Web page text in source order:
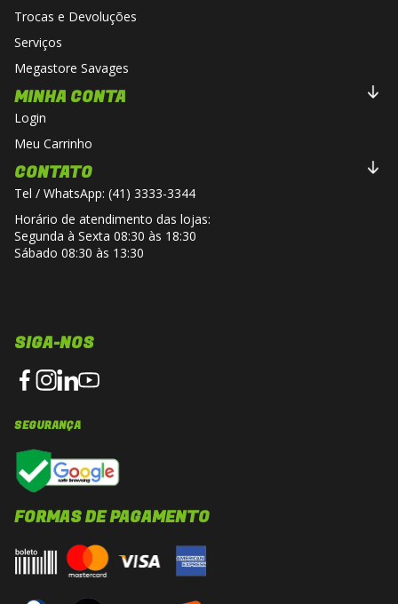
Trocas e Devoluções
Serviços
Megastore Savages
MINHA CONTA
Login
Meu Carrinho
CONTATO
Tel / WhatsApp: (41) 3333-3344
Horário de atendimento das lojas:
Segunda à Sexta 08:30 às 18:30
Sábado 08:30 às 13:30
SIGA-NOS
SEGURANÇA
FORMAS DE PAGAMENTO